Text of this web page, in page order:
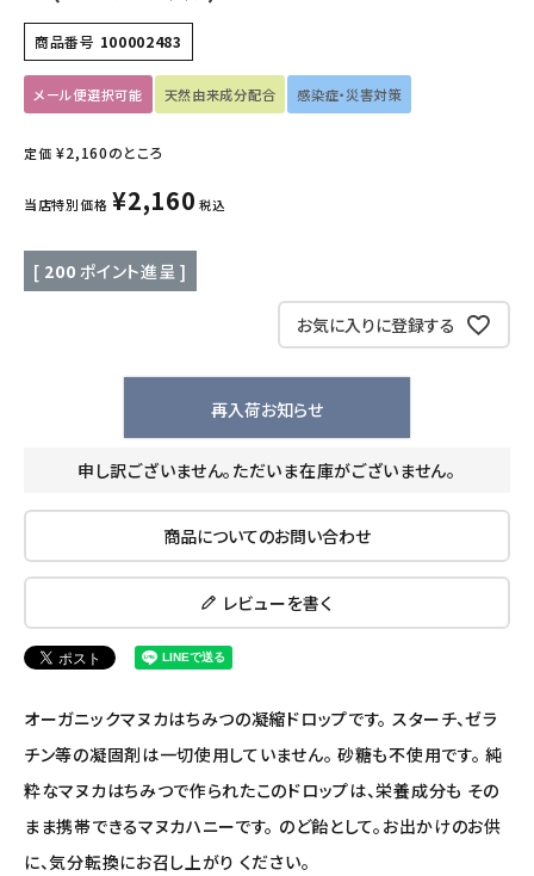
フェムケア
キッチン用品
エコメイト
ナチュラプラス
アルマウィン
アルモニベルツ
商品番号 100002483
メール便選択可能 天然由来成分配合 感染症・災害対策
定価 ¥2,160のところ
当店特別価格 ¥2,160 税込
[ 200 ポイント進呈 ]
お気に入りに登録する
再入荷お知らせ
申し訳ございません。ただいま在庫がございません。
商品についてのお問い合わせ
レビューを書く
オーガニックマヌカはちみつの凝縮ドロップです。 スターチ、ゼラ
チン等の凝固剤は一切使用していません。 砂糖も不使用です。 純
粋なマヌカはちみつで作られたこのドロップは、栄養成分も その
まま携帯できるマヌカハニーです。 のど飴として。お出かけのお供
に、気分転換にお召し上がり ください。